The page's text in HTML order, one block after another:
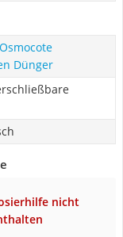
Dünger
nicht